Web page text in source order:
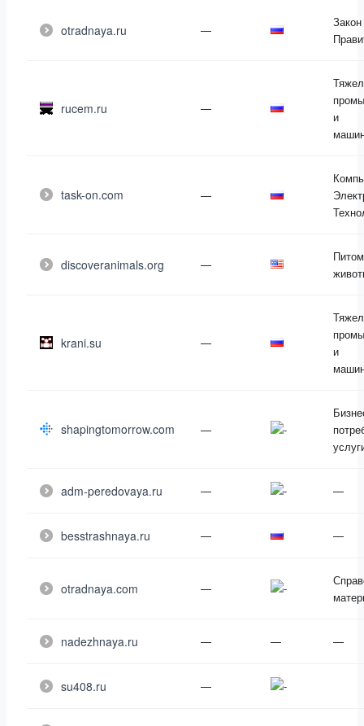
otradnaya.ru —
rucem.ru —
и
task-on.com —
discoveranimals.org —
krani.su —
и
shapingtomorrow.com —
adm-peredovaya.ru — —
besstrashnaya.ru — —
otradnaya.com —
nadezhnaya.ru — — —
su408.ru —